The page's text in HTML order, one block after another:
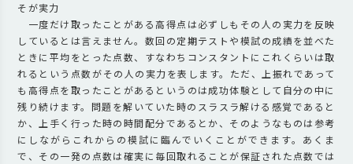
そが実力
一度だけ取ったことがある高得点は必ずしもその人の実力を反映
しているとは言えません。数回の定期テストや模試の成績を並べた
ときに平均をとった点数、すなわちコンスタントにこれくらいは取
れるという点数がその人の実力を表します。ただ、上振れであって
も高得点を取ったことがあるというのは成功体験として自分の中に
残り続けます。問題を解いていた時のスラスラ解ける感覚であると
か、上手く行った時の時間配分であるとか、そのようなものは参考
にしながらこれからの模試に臨んでいくことができます。あくま
で、その一発の点数は確実に毎回取れることが保証された点数では